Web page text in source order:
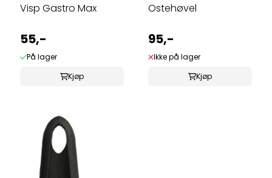
Visp Gastro Max
55,-
På lager
Kjøp
Ostehøvel
95,-
Ikke på lager
Kjøp